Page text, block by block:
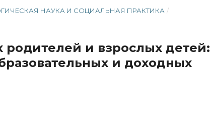
НАУКА И СОЦИАЛЬНАЯ ПРАКТИКА /
и взрослых детей:
и доходных